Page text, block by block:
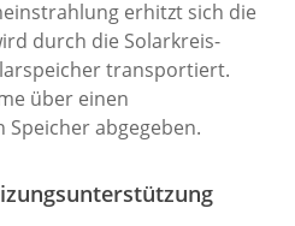
erhitzt sich die
durch die Solarkreis-
transportiert.
über einen
abgegeben.